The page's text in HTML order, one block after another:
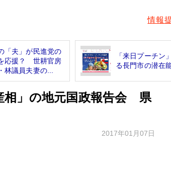
情報
「夫」が民進党の
を応援？ 世耕官房
林議員夫妻の...
「来日プーチン
る長門市の潜在
相」の地元国政報告会 県
2017年01月07日